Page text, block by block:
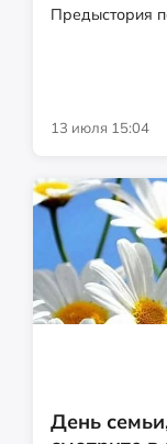
Предыстория
13 июля 15:04
День